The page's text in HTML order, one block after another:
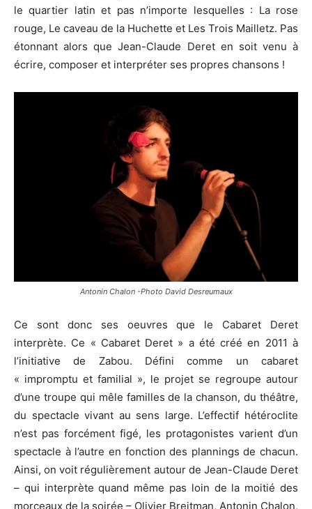
le quartier latin et pas n’importe lesquelles : La rose
rouge, Le caveau de la Huchette et Les Trois Mailletz. Pas
étonnant alors que Jean-Claude Deret en soit venu à
écrire, composer et interpréter ses propres chansons !
Antonin Chalon -Photo David Desreumaux
Ce sont donc ses oeuvres que le Cabaret Deret
interprète. Ce « Cabaret Deret » a été créé en 2011 à
l’initiative de Zabou. Défini comme un cabaret
« impromptu et familial », le projet se regroupe autour
d’une troupe qui mêle familles de la chanson, du théâtre,
du spectacle vivant au sens large. L’effectif hétéroclite
n’est pas forcément figé, les protagonistes varient d’un
spectacle à l’autre en fonction des plannings de chacun.
Ainsi, on voit régulièrement autour de Jean-Claude Deret
– qui interprète quand même pas loin de la moitié des
morceaux de la soirée – Olivier Breitman, Antonin Chalon,